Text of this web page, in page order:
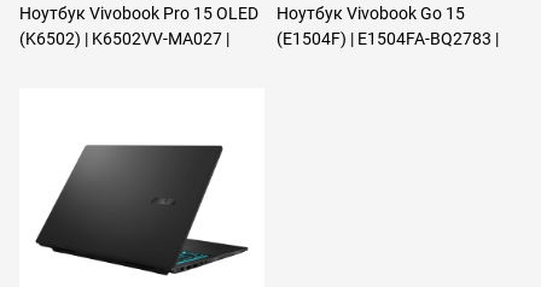
Ноутбук Vivobook Pro 15 OLED
(K6502) | K6502VV-MA027 |
Ноутбук Vivobook Go 15
(E1504F) | E1504FA-BQ2783 |